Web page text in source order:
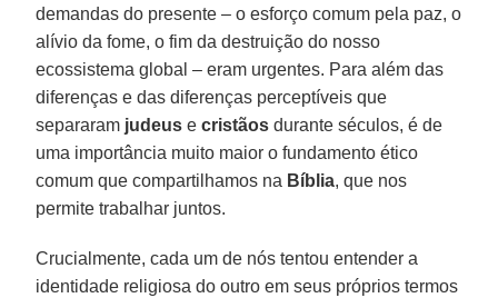
demandas do presente – o esforço comum pela paz, o
alívio da fome, o fim da destruição do nosso
ecossistema global – eram urgentes. Para além das
diferenças e das diferenças perceptíveis que
separaram judeus ecristãos durante séculos, é de
uma importância muito maior o fundamento ético
comum que compartilhamos na Bíblia, que nos
permite trabalhar juntos.
Crucialmente, cada um de nós tentou entender a
identidade religiosa do outro em seus próprios termos